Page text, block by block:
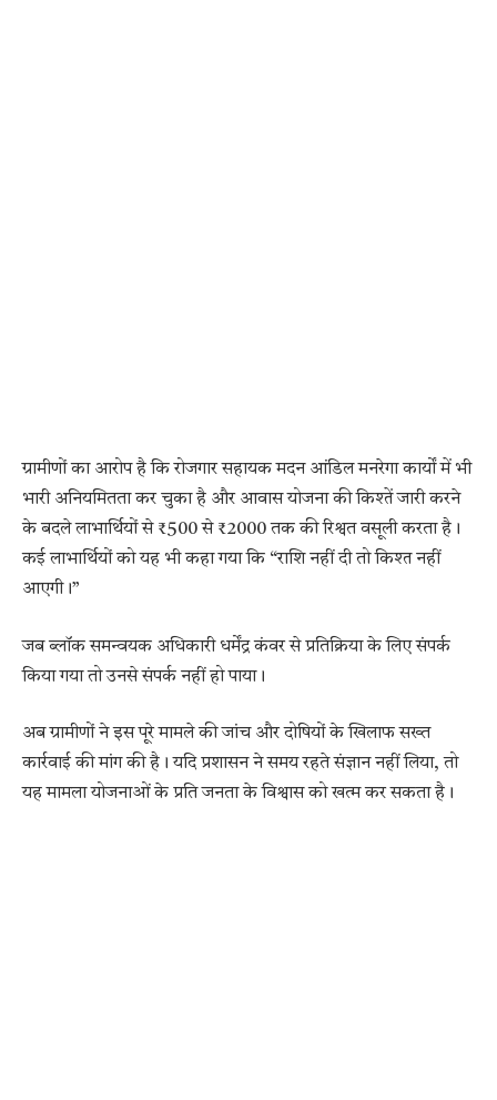
ग्रामीणों का आरोप है कि रोजगार सहायक मदन आंडिल मनरेगा कार्यों में भी
भारी अनियमितता कर चुका है और आवास योजना की किश्तें जारी करने
के बदले लाभार्थियों से ₹500 से ₹2000 तक की रिश्वत वसूली करता है।
कई लाभार्थियों को यह भी कहा गया कि “राशि नहीं दी तो किश्त नहीं
आएगी।”
जब ब्लॉक समन्वयक अधिकारी धर्मेंद्र कंवर से प्रतिक्रिया के लिए संपर्क
किया गया तो उनसे संपर्क नहीं हो पाया।
अब ग्रामीणों ने इस पूरे मामले की जांच और दोषियों के खिलाफ सख्त
कार्रवाई की मांग की है। यदि प्रशासन ने समय रहते संज्ञान नहीं लिया, तो
यह मामला योजनाओं के प्रति जनता के विश्वास को खत्म कर सकता है।